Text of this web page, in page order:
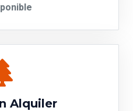
Alquiler